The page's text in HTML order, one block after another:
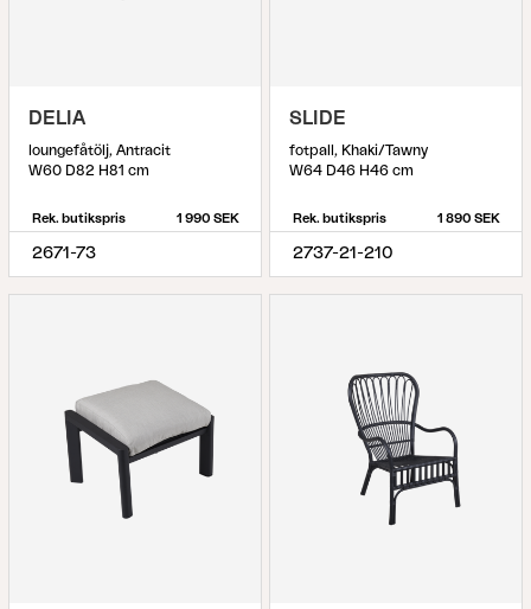
DELIA
loungefåtölj, Antracit
W60 D82 H81 cm
Rek. butikspris 1 990 SEK
2671-73
SLIDE
fotpall, Khaki/Tawny
W64 D46 H46 cm
Rek. butikspris 1 890 SEK
2737-21-210